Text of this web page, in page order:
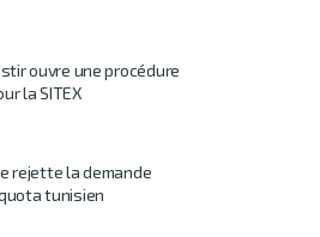
ouvre une procédure
la SITEX
rejette la demande
tunisien